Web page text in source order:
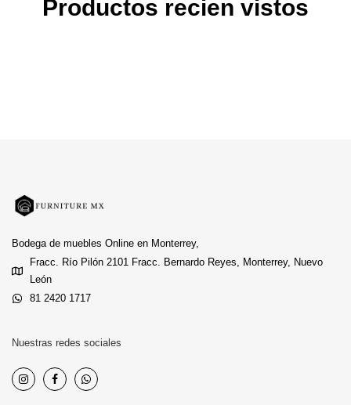
Productos recien vistos
Bodega de muebles Online en Monterrey,
Fracc. Río Pilón 2101 Fracc. Bernardo Reyes, Monterrey, Nuevo
León
81 2420 1717
Nuestras redes sociales